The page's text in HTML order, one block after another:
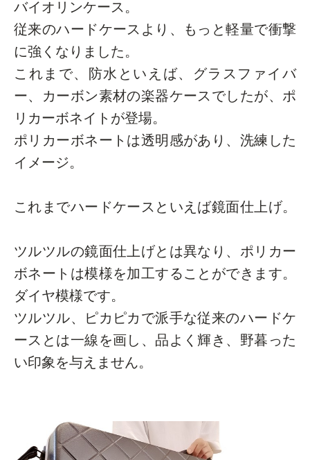
バイオリンケース。
従来のハードケースより、もっと軽量で衝撃
に強くなりました。
これまで、防水といえば、グラスファイバ
ー、カーボン素材の楽器ケースでしたが、ポ
リカーボネイトが登場。
ポリカーボネートは透明感があり、洗練した
イメージ。
これまでハードケースといえば鏡面仕上げ。
ツルツルの鏡面仕上げとは異なり、ポリカー
ボネートは模様を加工することができます。
ダイヤ模様です。
ツルツル、ピカピカで派手な従来のハードケ
ースとは一線を画し、品よく輝き、野暮った
い印象を与えません。